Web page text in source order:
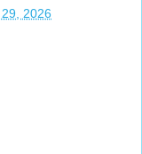
2026